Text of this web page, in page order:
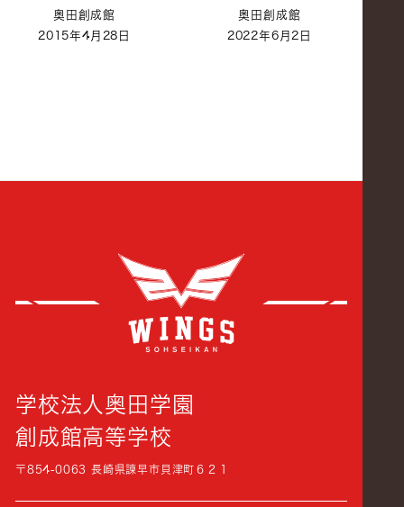
奥田創成館
2015年4月28日
奥田創成館
2022年6月2日
学校法人奥田学園
創成館高等学校
〒854-0063 長崎県諫早市貝津町６２１